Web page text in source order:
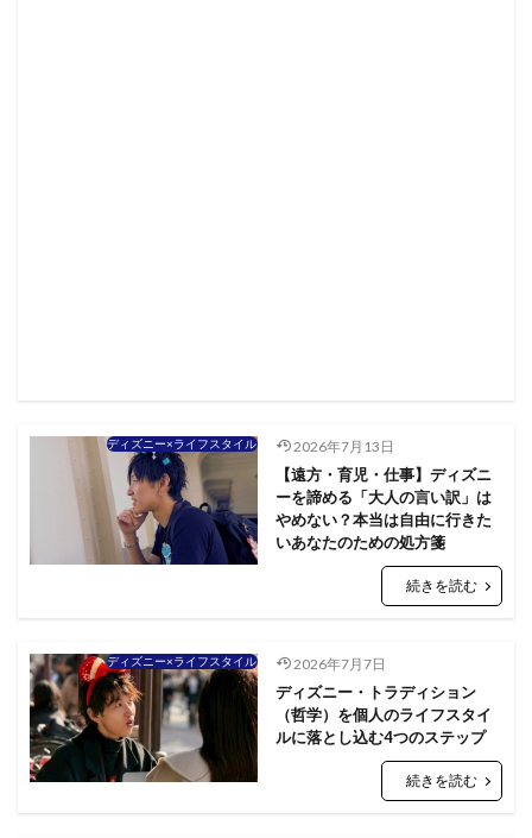
ディズニー×ライフスタイル 2026年7月13日
【遠方・育児・仕事】ディズニ
ーを諦める「大人の言い訳」は
やめない？本当は自由に行きた
いあなたのための処方箋
続きを読む
ディズニー×ライフスタイル 2026年7月7日
ディズニー・トラディション
（哲学）を個人のライフスタイ
ルに落とし込む4つのステップ
続きを読む